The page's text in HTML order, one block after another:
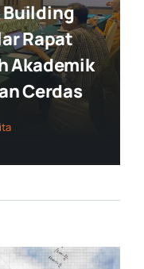
Building
Rapat
Akademik
Cerdas